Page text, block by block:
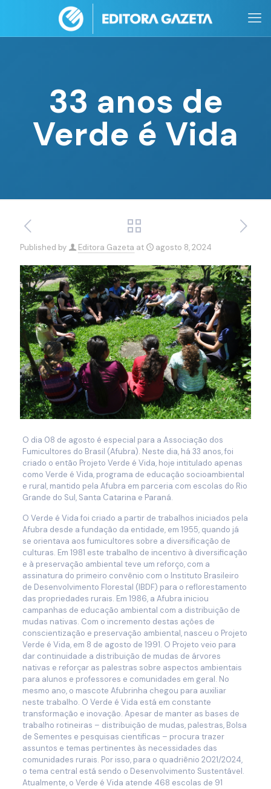
33 anos de
Verde é Vida
Published by Editora Gazeta at agosto 8, 2024
O dia 08 de agosto é especial para a Associação dos
Fumicultores do Brasil (Afubra). Neste dia, há 33 anos, foi
criado o então Projeto Verde é Vida, hoje intitulado apenas
como Verde é Vida, programa de educação socioambiental
e rural, mantido pela Afubra em parceria com escolas do Rio
Grande do Sul, Santa Catarina e Paraná.
O Verde é Vida foi criado a partir de trabalhos iniciados pela
Afubra desde a fundação da entidade, em 1955, quando já
se orientava aos fumicultores sobre a diversificação de
culturas. Em 1981 este trabalho de incentivo à diversificação
e à preservação ambiental teve um reforço, com a
assinatura do primeiro convênio com o Instituto Brasileiro
de Desenvolvimento Florestal (IBDF) para o reflorestamento
das propriedades rurais. Em 1986, a Afubra iniciou
campanhas de educação ambiental com a distribuição de
mudas nativas. Com o incremento destas ações de
conscientização e preservação ambiental, nasceu o Projeto
Verde é Vida, em 8 de agosto de 1991. O Projeto veio para
dar continuidade a distribuição de mudas de árvores
nativas e reforçar as palestras sobre aspectos ambientais
para alunos e professores e comunidades em geral. No
mesmo ano, o mascote Afubrinha chegou para auxiliar
neste trabalho. O Verde é Vida está em constante
transformação e inovação. Apesar de manter as bases de
trabalho rotineiras – distribuição de mudas, palestras, Bolsa
de Sementes e pesquisas cientificas – procura trazer
assuntos e temas pertinentes às necessidades das
comunidades rurais. Por isso, para o quadriênio 2021/2024,
o tema central está sendo o Desenvolvimento Sustentável.
Atualmente, o Verde é Vida atende 468 escolas de 91